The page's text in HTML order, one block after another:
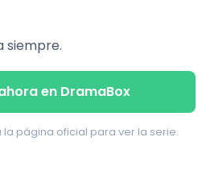
siempre.
en DramaBox
página oficial para ver la serie.